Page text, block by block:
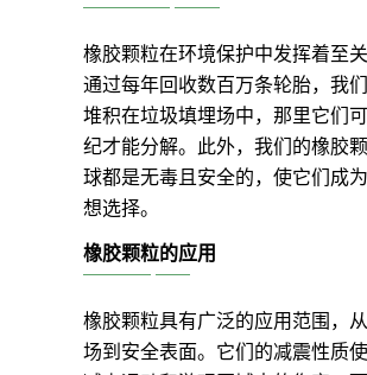
橡胶颗粒在环境保护中发挥着至关
通过每年回收数百万条轮胎，我
堆积在垃圾填埋场中，那里它们
纪才能分解。此外，我们的橡胶
球都是无毒且安全的，使它们成
想选择。
橡胶颗粒的应用
橡胶颗粒具有广泛的应用范围，
场到安全表面。它们的减震性质